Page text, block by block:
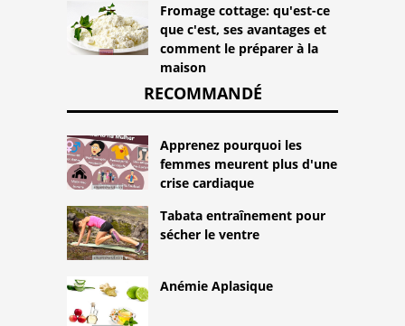
Fromage cottage: qu'est-ce
que c'est, ses avantages et
comment le préparer à la
maison
RECOMMANDÉ
Apprenez pourquoi les
femmes meurent plus d'une
crise cardiaque
Tabata entraînement pour
sécher le ventre
Anémie Aplasique